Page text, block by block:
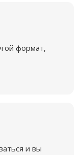
формат,
и вы